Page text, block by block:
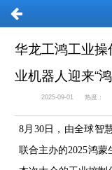
华龙工鸿工业
业机器人迎来“
2025-09-01 热度：
8月30日，由全球智
联合主办的2025鸿